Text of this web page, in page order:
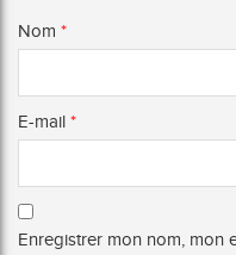
Nom *
E-mail *
Enregistrer mon nom, mon